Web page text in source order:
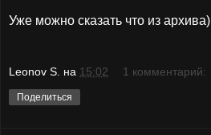
Уже можно сказать что из архива)
Leonov S. на 15:02 1 комментарий:
Поделиться